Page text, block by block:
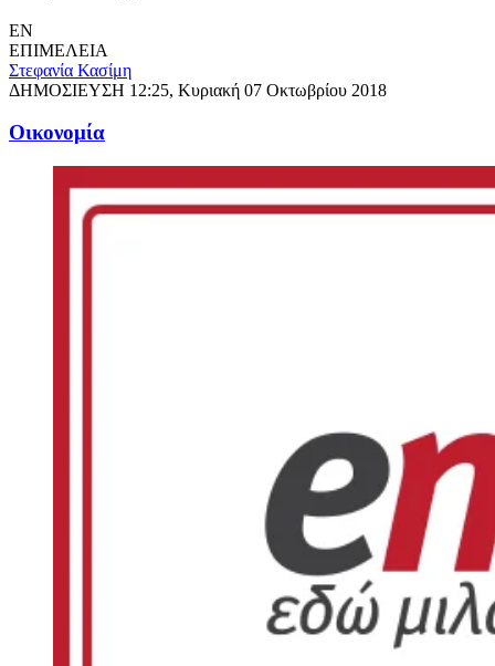
EN
ΕΠΙΜΕΛΕΙΑ
Στεφανία Κασίμη
ΔΗΜΟΣΙΕΥΣΗ 12:25, Κυριακή 07 Οκτωβρίου 2018
Oικονομία